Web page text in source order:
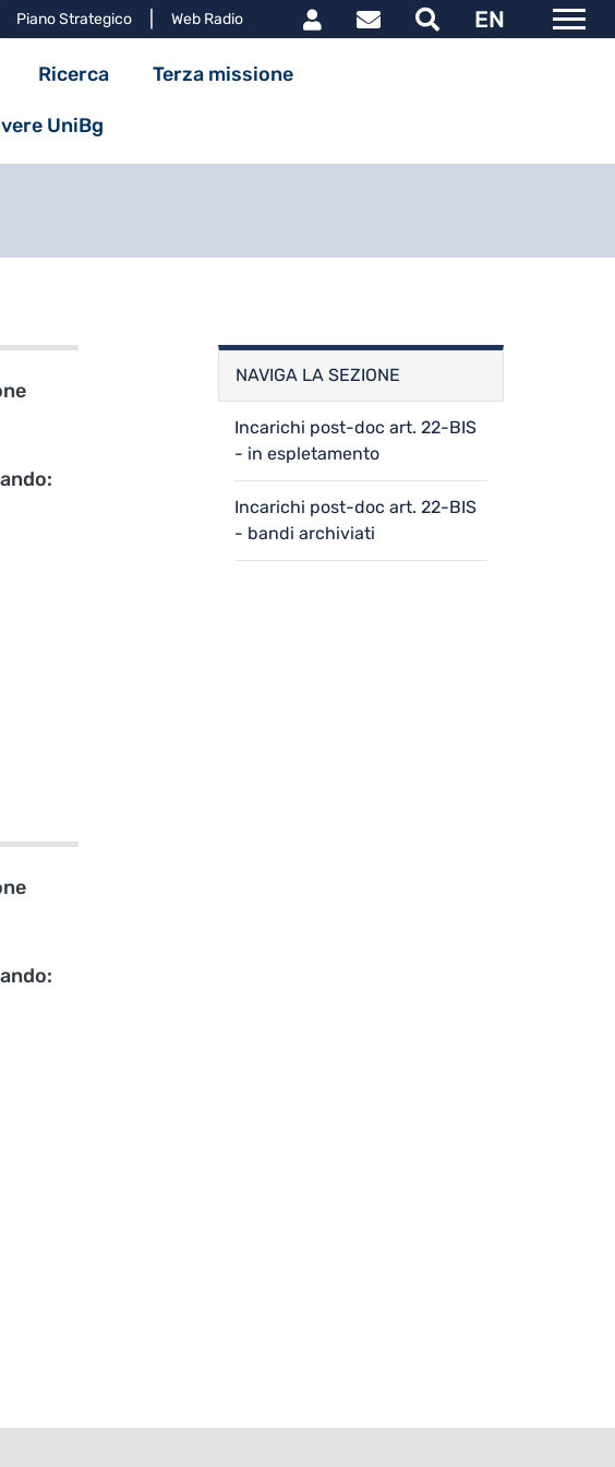
principale
Piano Strategico Web Radio Link utili utente
EN
principale
Ricerca Terza missione
UniBg
NAVIGA LA SEZIONE
Incarichi post-doc art. 22-BIS
- in espletamento
Incarichi post-doc art. 22-BIS
- bandi archiviati